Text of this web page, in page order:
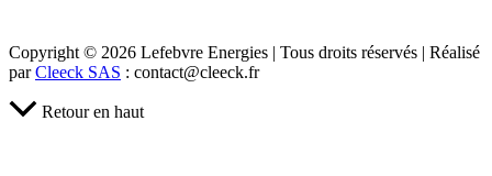
Copyright © 2026 Lefebvre Energies | Tous droits réservés | Réalisé
parCleeck SAS : contact@cleeck.fr
Retour en haut